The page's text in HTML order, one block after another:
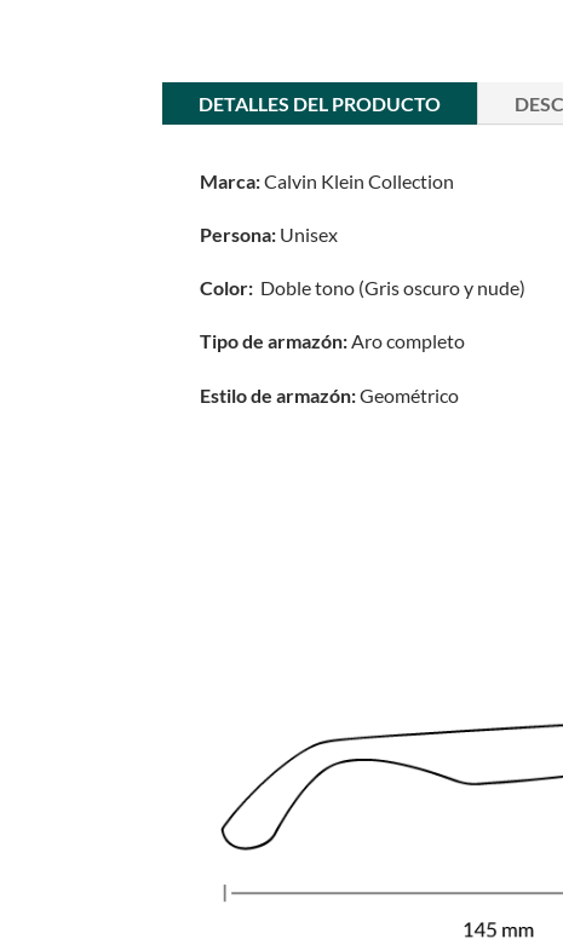
DETALLES DEL PRODUCTO
Marca:Calvin Klein Collection
Persona: Unisex
Color: Doble tono (Gris oscuro y nude)
Tipo de armazón:Aro completo
Estilo de armazón:Geométrico